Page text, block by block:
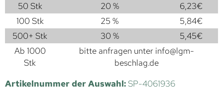
50 Stk
20 % 6,23€
100 Stk
25 % 5,84€
500+ Stk
30 % 5,45€
Ab 1000
Stk
bitte anfragen unter info@lgm-
beschlag.de
Artikelnummer der Auswahl:SP-4061936